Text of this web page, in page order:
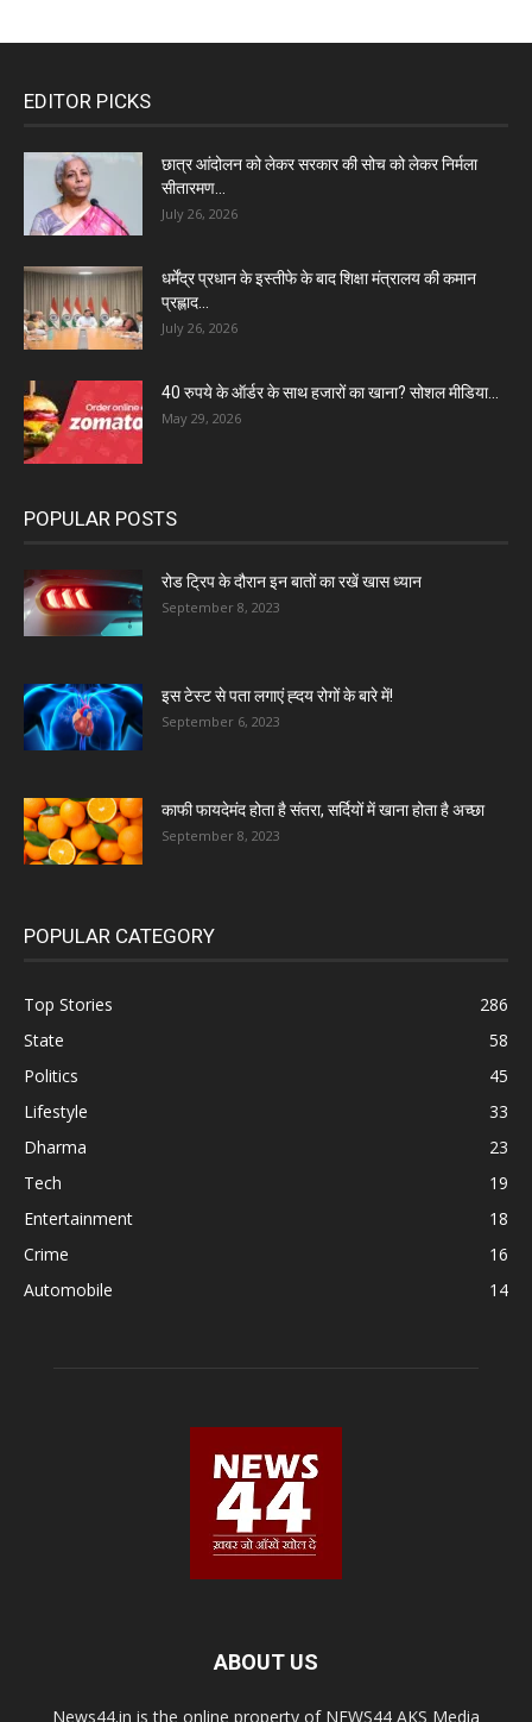
EDITOR PICKS
छात्र आंदोलन को लेकर सरकार की सोच को लेकर निर्मला
सीतारमण...
July 26, 2026
धर्मेंद्र प्रधान के इस्तीफे के बाद शिक्षा मंत्रालय की कमान
प्रह्लाद...
July 26, 2026
40 रुपये के ऑर्डर के साथ हजारों का खाना? सोशल मीडिया...
May 29, 2026
POPULAR POSTS
रोड ट्रिप के दौरान इन बातों का रखें खास ध्यान
September 8, 2023
इस टेस्ट से पता लगाएं ह्दय रोगों के बारे में!
September 6, 2023
काफी फायदेमंद होता है संतरा, सर्दियों में खाना होता है अच्छा
September 8, 2023
POPULAR CATEGORY
Top Stories
286
State
58
Politics
45
Lifestyle
33
Dharma
23
Tech
19
Entertainment
18
Crime
16
Automobile
14
ABOUT US
News44.in is the online property of NEWS44 AKS Media